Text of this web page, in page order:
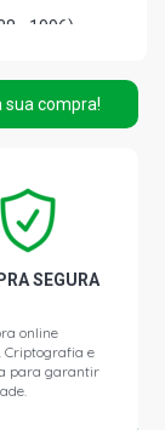
- 1996)
1995)
- 1992)
- 1992)
sua compra!
SEGURA
online
Criptografia e
para garantir